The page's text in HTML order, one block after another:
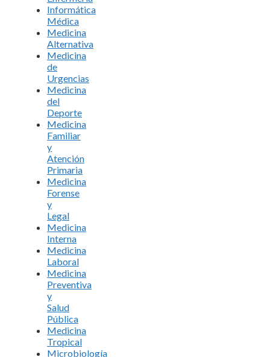
Informática
Médica
Medicina
Alternativa
Medicina
de
Urgencias
Medicina
del
Deporte
Medicina
Familiar
y
Atención
Primaria
Medicina
Forense
y
Legal
Medicina
Interna
Medicina
Laboral
Medicina
Preventiva
y
Salud
Pública
Medicina
Tropical
Microbiología